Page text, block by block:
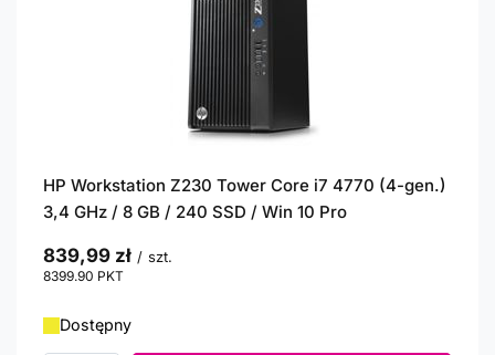
HP Workstation Z230 Tower Core i7 4770 (4-gen.)
3,4 GHz / 8 GB / 240 SSD / Win 10 Pro
839,99 zł / szt.
8399.90 PKT
Dostępny